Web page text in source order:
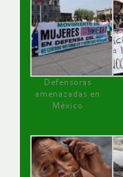
Defensoras
amenazadas en
México